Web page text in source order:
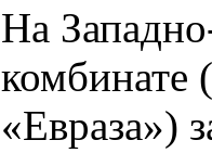
На
«Евраза»)